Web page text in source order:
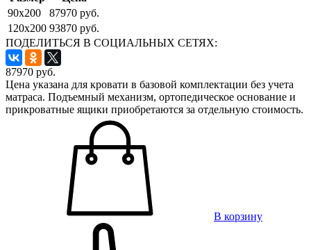
90x200
87970 руб.
120x200 93870 руб.
ПОДЕЛИТЬСЯ В СОЦИАЛЬНЫХ СЕТЯХ:
87970 руб.
Цена указана для кровати в базовой комплектации без учета
матраса. Подъемный механизм, ортопедическое основание и
прикроватные ящики приобретаются за отдельную стоимость.
В корзину